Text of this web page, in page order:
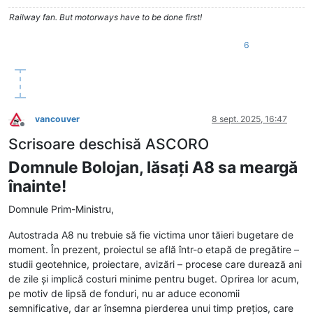
Railway fan. But motorways have to be done first!
6
Deconectat
vancouver 8 sept. 2025, 16:47
Scrisoare deschisă ASCORO
Domnule Bolojan, lăsaţi A8 sa meargă
înainte!
Domnule Prim-Ministru,
Autostrada A8 nu trebuie să fie victima unor tăieri bugetare de
moment. În prezent, proiectul se află într-o etapă de pregătire –
studii geotehnice, proiectare, avizări – procese care durează ani
de zile și implică costuri minime pentru buget. Oprirea lor acum,
pe motiv de lipsă de fonduri, nu ar aduce economii
semnificative, dar ar însemna pierderea unui timp prețios, care